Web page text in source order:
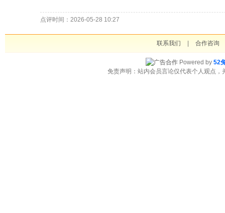
点评时间：2026-05-28 10:27
联系我们 合作咨询
Powered by 52
免责声明：站内会员言论仅代表个人观点